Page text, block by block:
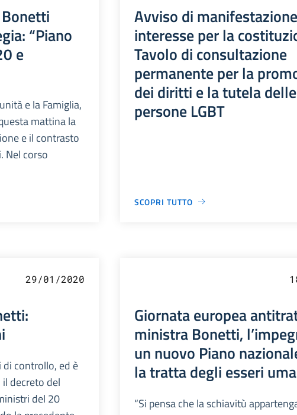
“Piano
e
e la Famiglia,
mattina la
e il contrasto
Nel corso
Avviso di
interesse per la
Tavolo di consultazione
permanente per la
dei diritti e la tutela delle
persone LGBT
SCOPRI TUTTO
29/01/2020
controllo, ed è
decreto del
del 20
Giornata europea
ministra Bonetti,
un nuovo Piano
la tratta degli esseri
“Si pensa che la schiavitù